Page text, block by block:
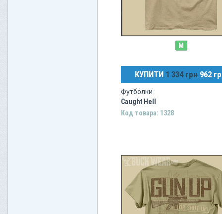
M
КУПИТИ 1 334 грн 962
Футболки
Caught Hell
Код товара: 1328